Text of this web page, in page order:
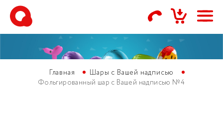
Главная
Шары с Вашей надписью
Фольгированный шар с Вашей надписью №4